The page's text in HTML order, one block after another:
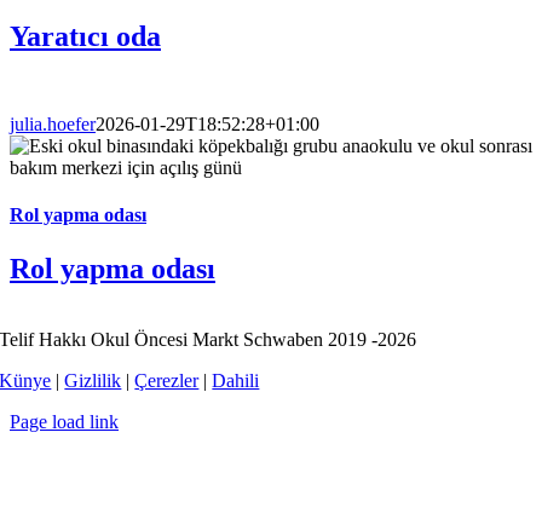
Yaratıcı oda
julia.hoefer2026-01-29T18:52:28+01:00
Rol yapma odası
Rol yapma odası
Telif Hakkı Okul Öncesi Markt Schwaben 2019 -2026
Künye |Gizlilik |Çerezler|Dahili
Page load link